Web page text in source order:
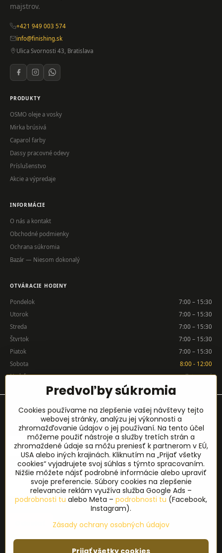
majstrov.
+421 949 003 574
info@finishing.sk
Ulica Svornosti 43, Bratislava
PRODUKTY
OSMO oleje a vosky
Mirka brúsivá
Caparol farby
Dassy pracovné odevy
Príslušenstvo
Akcie a výpredaje
INFORMÁCIE
O nás a kontakt
Obchodné podmienky
Ochrana súkromia
Bazár — Niesom dokonalý
OTVÁRACIE HODINY
Pondelok
7:00 – 15:30
Utorok
7:00 – 15:30
Streda
7:00 – 15:30
Štvrtok
7:00 – 15:30
Piatok
7:00 – 15:30
Sobota
8:00 - 12:00
Nedeľa
Zatvorené
Prihlásenie na odber noviniek
Meno*
E-mail*
©2026Copyright
Predvoľby súkromia
Cookies používame na zlepšenie vašej návštevy tejto
webovej stránky, analýzu jej výkonnosti a
zhromažďovanie údajov o jej používaní. Na tento účel
môžeme použiť nástroje a služby tretích strán a
zhromaždené údaje sa môžu preniesť k partnerom v EÚ,
USA alebo iných krajinách. Kliknutím na „Prijať všetky
cookies“ vyjadrujete svoj súhlas s týmto spracovaním.
Nižšie môžete nájsť podrobné informácie alebo upraviť
svoje preferencie. Súbory cookies na zlepšenie
relevancie reklám využíva služba Google Ads –
podrobnosti tu alebo Meta – podrobnosti tu (Facebook,
Instagram).
Zásady ochrany osobných údajov
Prijať všetky cookies